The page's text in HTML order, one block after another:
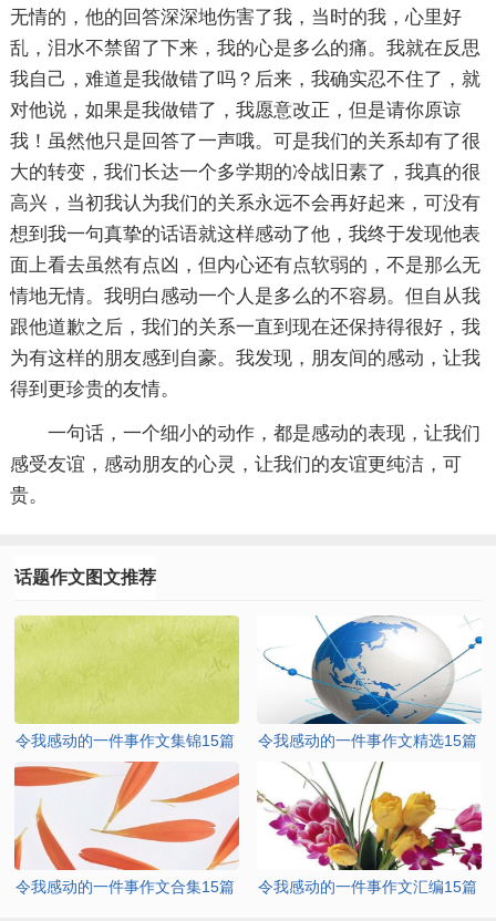
无情的，他的回答深深地伤害了我，当时的我，心里好
乱，泪水不禁留了下来，我的心是多么的痛。我就在反思
我自己，难道是我做错了吗？后来，我确实忍不住了，就
对他说，如果是我做错了，我愿意改正，但是请你原谅
我！虽然他只是回答了一声哦。可是我们的关系却有了很
大的转变，我们长达一个多学期的冷战旧素了，我真的很
高兴，当初我认为我们的关系永远不会再好起来，可没有
想到我一句真挚的话语就这样感动了他，我终于发现他表
面上看去虽然有点凶，但内心还有点软弱的，不是那么无
情地无情。我明白感动一个人是多么的不容易。但自从我
跟他道歉之后，我们的关系一直到现在还保持得很好，我
为有这样的朋友感到自豪。我发现，朋友间的感动，让我
得到更珍贵的友情。
一句话，一个细小的动作，都是感动的表现，让我们
感受友谊，感动朋友的心灵，让我们的友谊更纯洁，可
贵。
话题作文图文推荐
令我感动的一件事作文集锦15篇 令我感动的一件事作文精选15篇
令我感动的一件事作文合集15篇 令我感动的一件事作文汇编15篇